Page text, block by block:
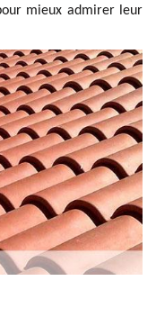
mieux admirer leur